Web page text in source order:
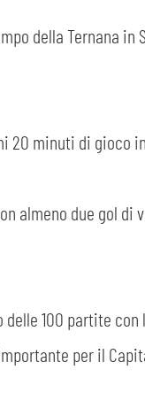
della Ternana
minuti di gioco
almeno due gol
100 partite
per il